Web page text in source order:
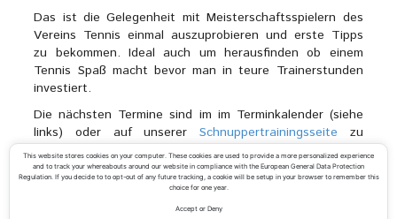
Das ist die Gelegenheit mit Meisterschaftsspielern des
Vereins Tennis einmal auszuprobieren und erste Tipps
zu bekommen. Ideal auch um herausfinden ob einem
Tennis Spaß macht bevor man in teure Trainerstunden
investiert.
Die nächsten Termine sind im im Terminkalender (siehe
links) oder auf unserer Schnuppertrainingsseite zu
finden.
This website stores cookies on your computer. These cookies are used to provide a more personalized experience
and to track your whereabouts around our website in compliance with the European General Data Protection
Regulation. If you decide to to opt-out of any future tracking, a cookie will be setup in your browser to remember this
choice for one year.
Accept or Deny